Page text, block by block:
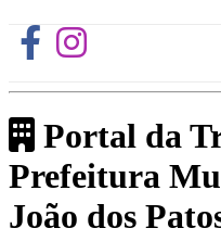
Portal da
Prefeitura
João dos